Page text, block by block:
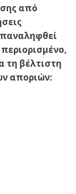
από
τη βέλτιστη
αποριών: